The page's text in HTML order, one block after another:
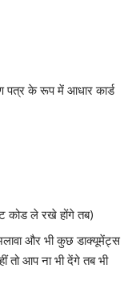
पत्र के रूप में आधार कार्ड
कोड ले रखे होंगे तब)
और भी कुछ डाक्यूमेंट्स
आप ना भी देंगे तब भी